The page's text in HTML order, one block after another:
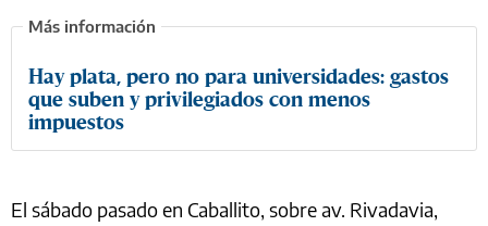
Hay plata, pero no para universidades: gastos
que suben y privilegiados con menos
impuestos
El sábado pasado en Caballito, sobre av. Rivadavia,